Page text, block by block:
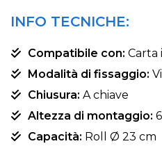
INFO TECNICHE:
Compatibile con: Carta
Modalità di fissaggio:
Chiusura: A chiave
Altezza di montaggio:
Capacità: Roll Ø 23 cm